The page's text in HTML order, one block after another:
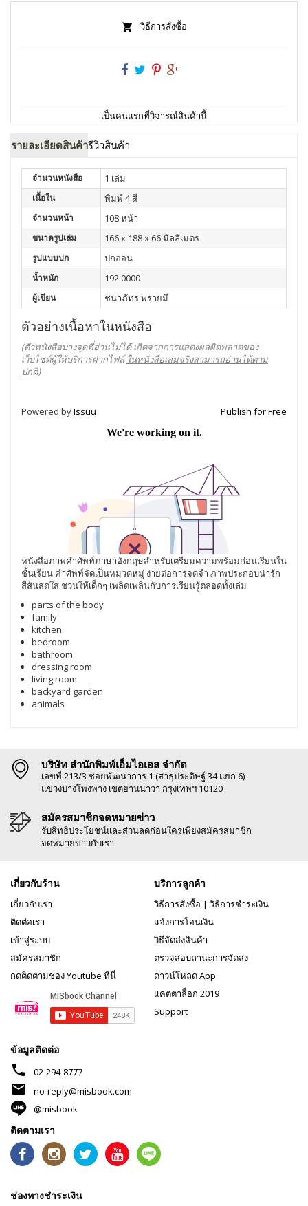
วิธีการสั่งซื้อ
เป็นคนแรกที่วิจารณ์สินค้านี้
รายละเอียดสินค้ารีวิวสินค้า
จำนวนหนังสือ 1 เล่ม
เนื้อใน พิมพ์ 4 สี
จำนวนหน้า 108 หน้า
ขนาดรูปเล่ม 166 x 188 x 66 มิลลิเมตร
รูปแบบปก ปกอ่อน
น้ำหนัก 192.0000
ผู้เขียน ชนาภัทร พรายมี
ตัวอย่างเนื้อหาในหนังสือ
(ตัวหนังสือบางจุดที่อ่านไม่ได้ เกิดจากการแสดงผลผิดพลาดของ
เว็บไซต์ผู้ให้บริการฝากไฟล์ ในหนังสือเล่มจริงสามารถอ่านได้ตาม
ปกติ)
Powered byIssuu Publish for Free
หนังสือภาพคำศัพท์ภาษาอังกฤษสำหรับเตรียมความพร้อมก่อนเรียนใน
ชั้นเรียน คำศัพท์จัดเป็นหมวดหมู่ ง่ายต่อการจดจำ ภาพประกอบน่ารัก
สีสันสดใส ชวนให้เด็กๆ เพลิดเพลินกับการเรียนรู้ตลอดทั้งเล่ม
parts of the body
family
kitchen
bedroom
bathroom
dressing room
living room
backyard garden
animals
บริษัท สำนักพิมพ์เอ็มไอเอส จำกัด
เลขที่ 213/3 ซอยพัฒนาการ 1 (สาธุประดิษฐ์ 34 แยก 6)
แขวงบางโพงพาง เขตยานนาวา กรุงเทพฯ 10120
สมัครสมาชิกจดหมายข่าว
รับสิทธิประโยชน์และส่วนลดก่อนใครเพียงสมัครสมาชิก
จดหมายข่าวกับเรา
เกี่ยวกับร้าน
เกี่ยวกับเรา
ติดต่อเรา
เข้าสู่ระบบ
สมัครสมาชิก
กดติดตามช่อง Youtube ที่นี่
บริการลูกค้า
วิธีการสั่งซื้อ | วิธีการชำระเงิน
แจ้งการโอนเงิน
วิธีจัดส่งสินค้า
ตรวจสอบถานะการจัดส่ง
ดาวน์โหลด App
แคตตาล็อก 2019
Support
ข้อมูลติดต่อ
phone 02-294-8777
mail
no-reply@misbook.com
@misbook
ติดตามเรา
ช่องทางชำระเงิน